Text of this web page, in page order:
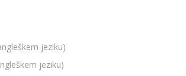
jeziku)
jeziku)